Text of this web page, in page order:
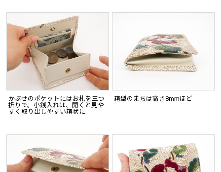
かぶせのポケットにはお札を三つ
折りで。小銭入れは、開くと見や
すく取り出しやすい箱状に
箱型のまちは高さ8mmほど